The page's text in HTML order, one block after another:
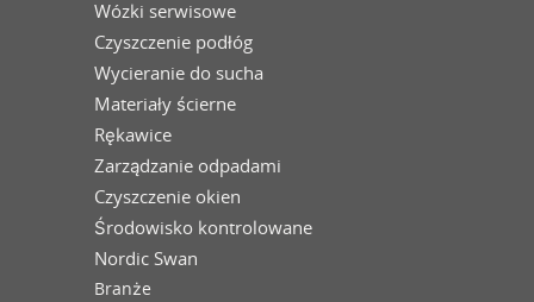
Wózki serwisowe
Czyszczenie podłóg
Wycieranie do sucha
Materiały ścierne
Rękawice
Zarządzanie odpadami
Czyszczenie okien
Środowisko kontrolowane
Nordic Swan
Branże